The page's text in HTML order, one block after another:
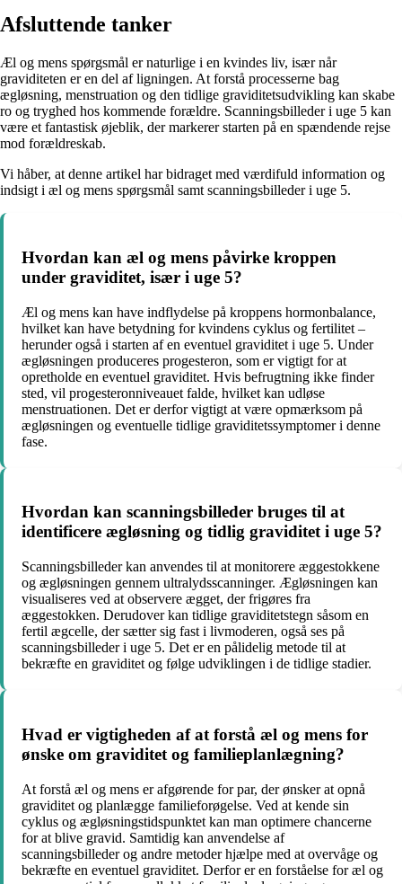
Afsluttende tanker
Æl og mens spørgsmål er naturlige i en kvindes liv, især når
graviditeten er en del af ligningen. At forstå processerne bag
ægløsning, menstruation og den tidlige graviditetsudvikling kan skabe
ro og tryghed hos kommende forældre. Scanningsbilleder i uge 5 kan
være et fantastisk øjeblik, der markerer starten på en spændende rejse
mod forældreskab.
Vi håber, at denne artikel har bidraget med værdifuld information og
indsigt i æl og mens spørgsmål samt scanningsbilleder i uge 5.
Hvordan kan æl og mens påvirke kroppen
under graviditet, især i uge 5?
Æl og mens kan have indflydelse på kroppens hormonbalance,
hvilket kan have betydning for kvindens cyklus og fertilitet –
herunder også i starten af en eventuel graviditet i uge 5. Under
ægløsningen produceres progesteron, som er vigtigt for at
opretholde en eventuel graviditet. Hvis befrugtning ikke finder
sted, vil progesteronniveauet falde, hvilket kan udløse
menstruationen. Det er derfor vigtigt at være opmærksom på
ægløsningen og eventuelle tidlige graviditetssymptomer i denne
fase.
Hvordan kan scanningsbilleder bruges til at
identificere ægløsning og tidlig graviditet i uge 5?
Scanningsbilleder kan anvendes til at monitorere æggestokkene
og ægløsningen gennem ultralydsscanninger. Ægløsningen kan
visualiseres ved at observere ægget, der frigøres fra
æggestokken. Derudover kan tidlige graviditetstegn såsom en
fertil ægcelle, der sætter sig fast i livmoderen, også ses på
scanningsbilleder i uge 5. Det er en pålidelig metode til at
bekræfte en graviditet og følge udviklingen i de tidlige stadier.
Hvad er vigtigheden af at forstå æl og mens for
ønske om graviditet og familieplanlægning?
At forstå æl og mens er afgørende for par, der ønsker at opnå
graviditet og planlægge familieforøgelse. Ved at kende sin
cyklus og ægløsningstidspunktet kan man optimere chancerne
for at blive gravid. Samtidig kan anvendelse af
scanningsbilleder og andre metoder hjælpe med at overvåge og
bekræfte en eventuel graviditet. Derfor er en forståelse for æl og